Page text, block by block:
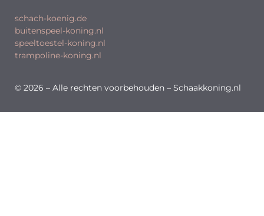
schach-koenig.de
buitenspeel-koning.nl
speeltoestel-koning.nl
trampoline-koning.nl
© 2026 – Alle rechten voorbehouden – Schaakkoning.nl